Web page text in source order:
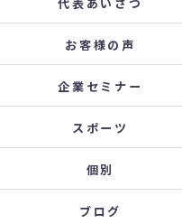
お客様の声
企業セミナー
スポーツ
個別
ブログ